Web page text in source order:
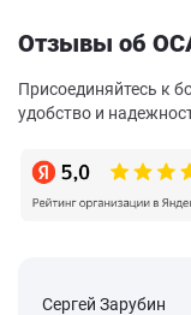
Отзывы об
Присоединяйтесь к
удобство и
Сергей Зарубин